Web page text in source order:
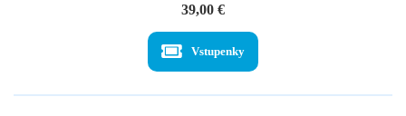
39,00 €
Vstupenky